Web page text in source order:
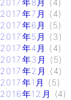
2017年8月
(4)
2017年7月
(4)
2017年6月
(5)
2017年5月
(3)
2017年4月
(4)
2017年3月
(5)
2017年2月
(4)
2017年1月
(5)
2016年12月
(4)